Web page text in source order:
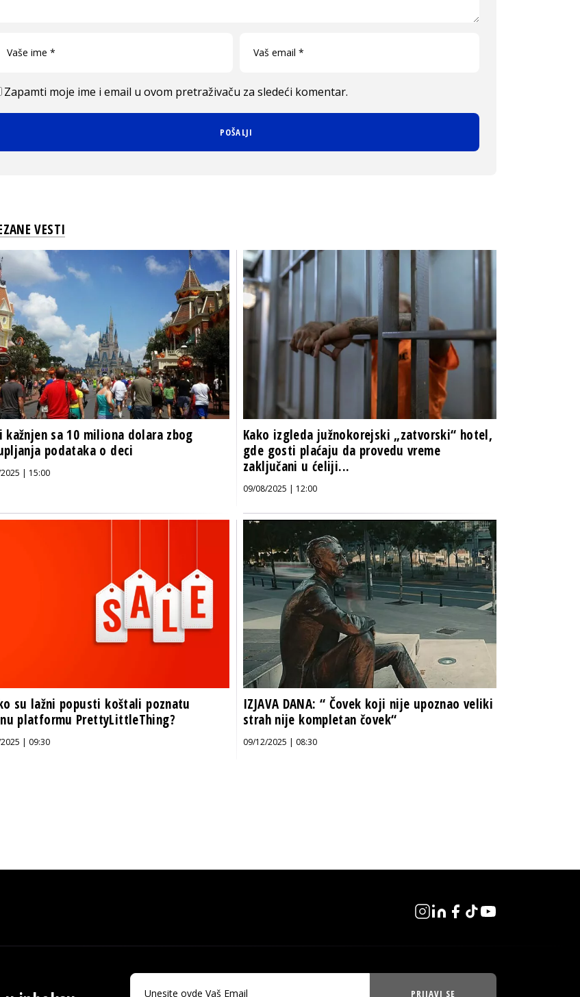
Zapamti moje ime i email u ovom pretraživaču za sledeći komentar.
VESTI
kažnjen sa 10 miliona dolara zbog
podataka o deci
| 15:00
Kako izgleda južnokorejski „zatvorski“ hotel,
gde gosti plaćaju da provedu vreme
zaključani u ćeliji...
09/08/2025 | 12:00
su lažni popusti koštali poznatu
platformu PrettyLittleThing?
| 09:30
IZJAVA DANA: “ Čovek koji nije upoznao veliki
strah nije kompletan čovek“
09/12/2025 | 08:30
PRIJAVI SE